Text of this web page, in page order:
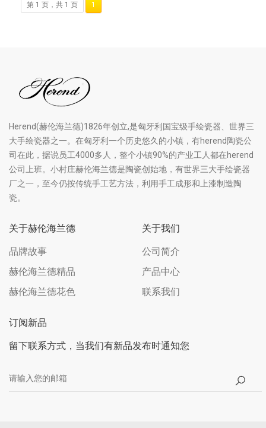
第 1 页，共 1 页 1
Herend(赫伦海兰德)1826年创立,是匈牙利国宝级手绘瓷器、世界三
大手绘瓷器之一。在匈牙利一个历史悠久的小镇，有herend陶瓷公
司在此，据说员工4000多人，整个小镇90%的产业工人都在herend
公司上班。小村庄赫伦海兰德是陶瓷创始地，有世界三大手绘瓷器
厂之一，至今仍按传统手工艺方法，利用手工成形和上漆制造陶
瓷。
关于赫伦海兰德
品牌故事
赫伦海兰德精品
赫伦海兰德花色
关于我们
公司简介
产品中心
联系我们
订阅新品
留下联系方式，当我们有新品发布时通知您